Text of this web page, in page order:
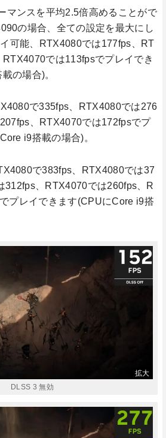
マンスを平均2.5倍高めることがで
の場合、全ての設定を最大にし
可能、RTX4080では177fps、RT
では113fpsでプレイでき
の場合)。
で335fps、RTX4080では276
、RTX4070では172fpsでプ
i9搭載の場合)。
で383fps、RTX4080では37
312fps、RTX4070では260fps、R
プレイできます(CPUにCore i9搭
DLSS 3 無効